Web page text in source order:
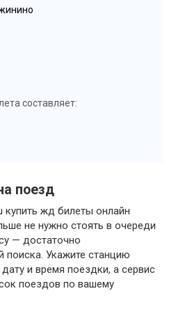
составляет:
поезд
купить жд билеты онлайн
не нужно стоять в очереди
— достаточно
поиска. Укажите станцию
и время поездки, а сервис
поездов по вашему